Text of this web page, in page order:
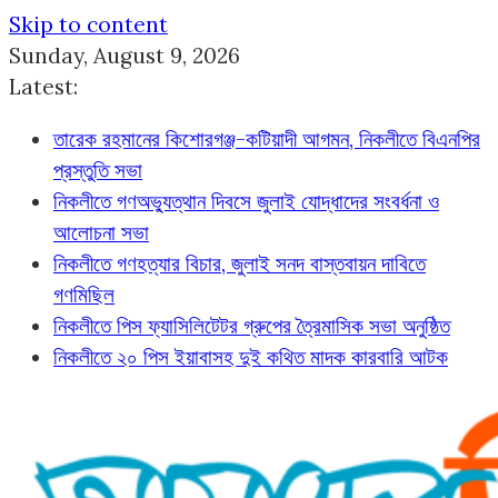
Skip to content
Sunday, August 9, 2026
Latest:
তারেক রহমানের কিশোরগঞ্জ-কটিয়াদী আগমন, নিকলীতে বিএনপির
প্রস্তুতি সভা
নিকলীতে গণঅভ্যুত্থান দিবসে জুলাই যোদ্ধাদের সংবর্ধনা ও
আলোচনা সভা
নিকলীতে গণহত্যার বিচার, জুলাই সনদ বাস্তবায়ন দাবিতে
গণমিছিল
নিকলীতে পিস ফ্যাসিলিটেটর গ্রুপের ত্রৈমাসিক সভা অনুষ্ঠিত
নিকলীতে ২০ পিস ইয়াবাসহ দুই কথিত মাদক কারবারি আটক